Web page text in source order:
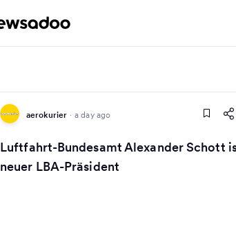
aerokurier · a day ago
Luftfahrt-Bundesamt Alexander Schott
neuer LBA-Präsident